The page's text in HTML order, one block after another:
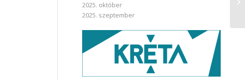
2025. október
2025. szeptember